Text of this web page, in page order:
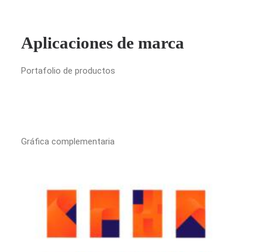
Aplicaciones de marca
Portafolio de productos
Gráfica complementaria